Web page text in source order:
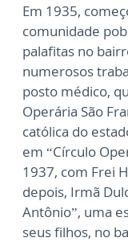
Em 1935,
comunidade
palafitas no
numerosos
posto médico,
Operária São
católica do
em “Círculo
1937, com Frei
depois, Irmã
Antônio”, uma
seus filhos, no